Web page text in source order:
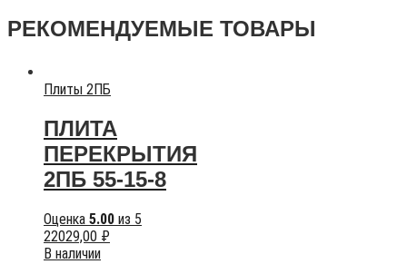
РЕКОМЕНДУЕМЫЕ ТОВАРЫ
Плиты 2ПБ
ПЛИТА
ПЕРЕКРЫТИЯ
2ПБ 55-15-8
Оценка 5.00 из 5
22029,00 ₽
В наличии